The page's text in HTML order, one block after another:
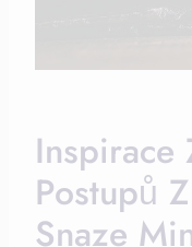
Inspirace
Postupů
Snaze